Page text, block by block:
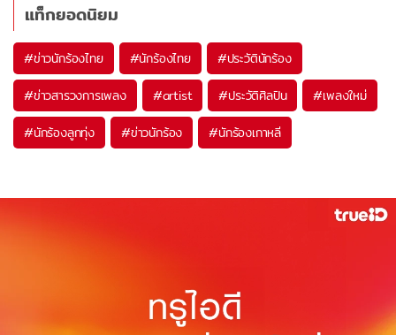
แท็กยอดนิยม
#ข่าวนักร้องไทย #นักร้องไทย #ประวัตินักร้อง
#ข่าวสารวงการเพลง #artist #ประวัติศิลปิน #เพลงใหม่
#นักร้องลูกทุ่ง #ข่าวนักร้อง #นักร้องเกาหลี